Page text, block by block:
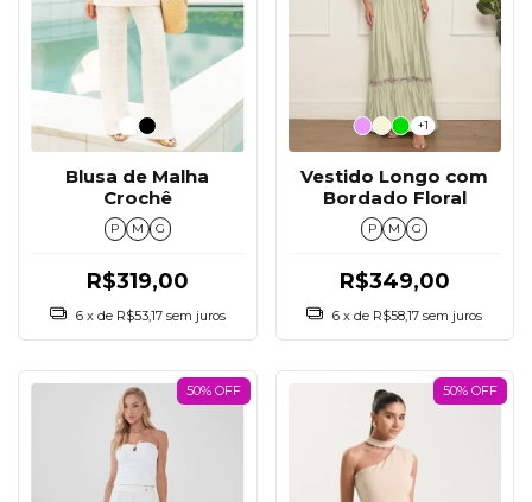
Blusa de Malha
Crochê
P M G
R$319,00
6 x de R$53,17 sem juros
+1
Vestido Longo com
Bordado Floral
P M G
R$349,00
6 x de R$58,17 sem juros
50% OFF 50% OFF